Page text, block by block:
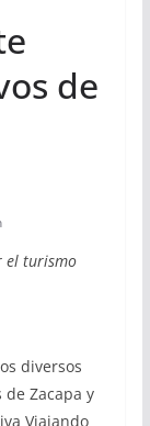
de
el turismo
diversos
Zacapa y
Viajando